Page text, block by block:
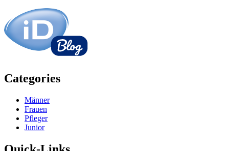
Categories
Männer
Frauen
Pfleger
Junior